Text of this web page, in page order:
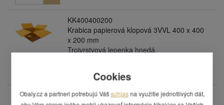
KK400400200
Krabica papierová klopová 3VVL 400 x 400
x 200 mm
Trojvrstvová lepenka hnedá.
KK400400300
Cookies
Obaly.cz a partneri potrebujú Vášsúhlas na využitie jednotlivých dát,